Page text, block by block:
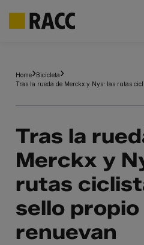
contenido
Home Bicicleta
Tras la rueda de Merckx y Nys: las rutas
Tras la
Merckx y
rutas
sello propio
renuevan